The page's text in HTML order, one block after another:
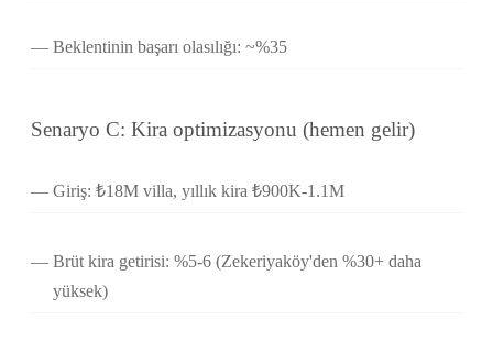
Beklentinin başarı olasılığı: ~%35
Senaryo C: Kira optimizasyonu (hemen gelir)
Giriş: ₺18M villa, yıllık kira ₺900K-1.1M
Brüt kira getirisi: %5-6 (Zekeriyaköy'den %30+ daha
yüksek)